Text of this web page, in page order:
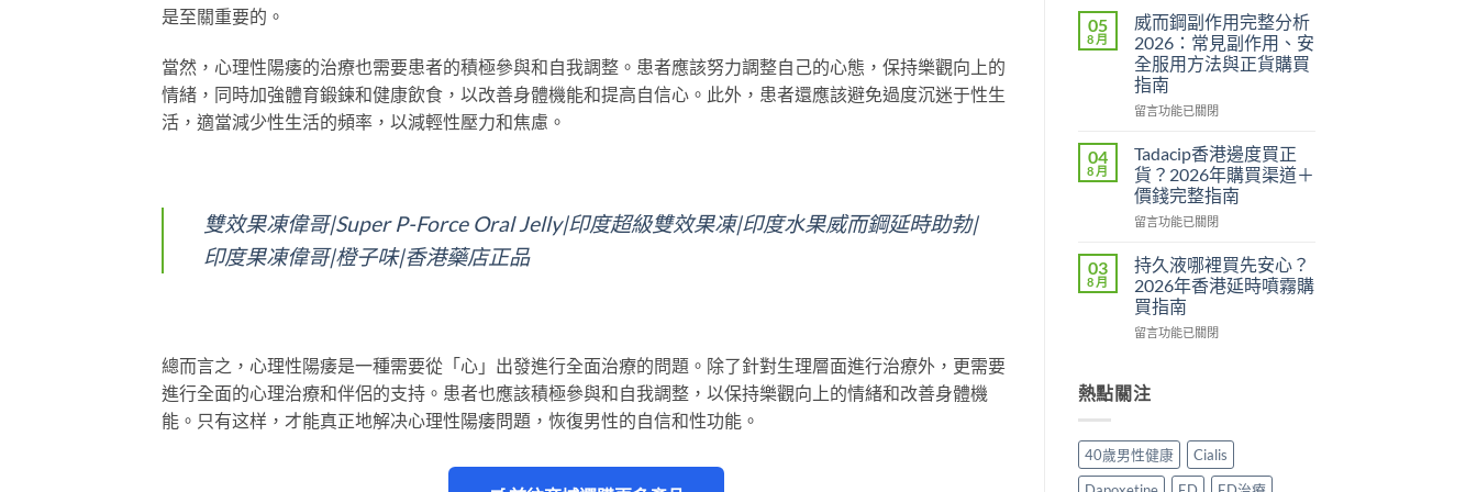
是至關重要的。
當然，心理性陽痿的治療也需要患者的積極參與和自我調整。患者應該努力調整自己的心態，保持樂觀向上的
情緒，同時加強體育鍛鍊和健康飲食，以改善身體機能和提高自信心。此外，患者還應該避免過度沉迷于性生
活，適當減少性生活的頻率，以減輕性壓力和焦慮。
雙效果凍偉哥|Super P-Force Oral Jelly|印度超級雙效果凍|印度水果威而鋼延時助勃|
印度果凍偉哥|橙子味|香港藥店正品
總而言之，心理性陽痿是一種需要從「心」出發進行全面治療的問題。除了針對生理層面進行治療外，更需要
進行全面的心理治療和伴侶的支持。患者也應該積極參與和自我調整，以保持樂觀向上的情緒和改善身體機
能。只有这样，才能真正地解决心理性陽痿問題，恢復男性的自信和性功能。
整
教
學：
幾
時
食？
多？
正
確
食
一
次
講
清
楚〉
馬
糖
Hamer
效
果
真
有
用
還
是
心
作
用？
2026
香
港
實
價〉
中
05
8 月
威而鋼副作用完整分析
2026：常見副作用、安
全服用方法與正貨購買
指南
在
而
鋼
副
作
用
整
分
析
2026：
常
作
全
服
用
留言功能已關閉
04
8 月
Tadacip香港邊度買正
貨？2026年購買渠道＋
價錢完整指南
在
香
港
邊
度
買
2026
買
渠
道
留言功能已關閉
03
8 月
持久液哪裡買先安心？
2026年香港延時噴霧購
買指南
在
液
哪
買
先
安
留言功能已關閉
熱點關注
40歲男性健康
Cialis